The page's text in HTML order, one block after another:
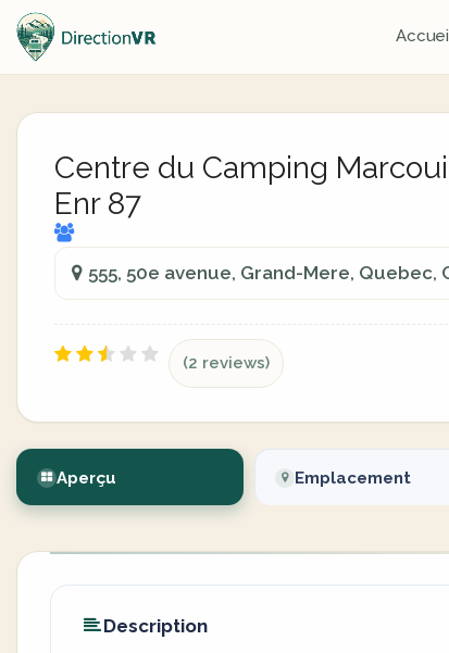
Centre du Camping
Enr 87
555, 50e avenue, Grand-Mere, Quebec,
(2 reviews)
Aperçu Emplacement
Description